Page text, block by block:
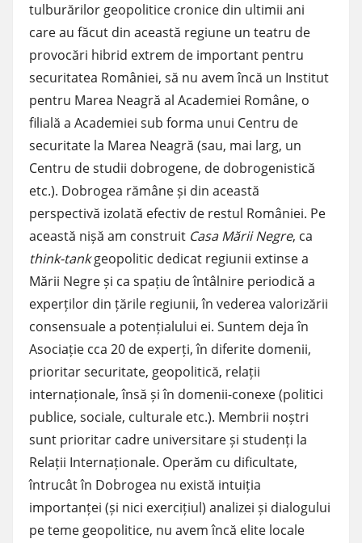
tulburărilor geopolitice cronice din ultimii ani
care au făcut din această regiune un teatru de
provocări hibrid extrem de important pentru
securitatea României, să nu avem încă un Institut
pentru Marea Neagră al Academiei Române, o
filială a Academiei sub forma unui Centru de
securitate la Marea Neagră (sau, mai larg, un
Centru de studii dobrogene, de dobrogenistică
etc.). Dobrogea rămâne și din această
perspectivă izolată efectiv de restul României. Pe
această nișă am construit Casa Mării Negre, ca
think-tankgeopolitic dedicat regiunii extinse a
Mării Negre și ca spațiu de întâlnire periodică a
experților din țările regiunii, în vederea valorizării
consensuale a potențialului ei. Suntem deja în
Asociație cca 20 de experți, în diferite domenii,
prioritar securitate, geopolitică, relații
internaționale, însă și în domenii-conexe (politici
publice, sociale, culturale etc.). Membrii noștri
sunt prioritar cadre universitare și studenți la
Relații Internaționale. Operăm cu dificultate,
întrucât în Dobrogea nu există intuiția
importanței (și nici exercițiul) analizei și dialogului
pe teme geopolitice, nu avem încă elite locale